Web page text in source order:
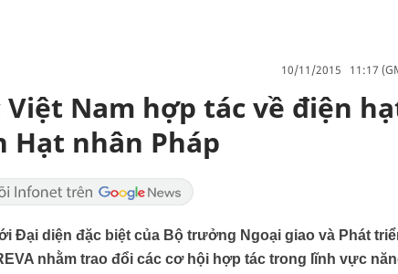
10/11/2015 11:17
Nam hợp tác về điện
Hạt nhân Pháp
Đại diện đặc biệt của Bộ trưởng Ngoại giao và Phát
nhằm trao đổi các cơ hội hợp tác trong lĩnh vực